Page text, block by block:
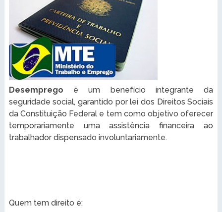
Desemprego é um benefício integrante da
seguridade social, garantido por lei dos Direitos Sociais
da Constituição Federal e tem como objetivo oferecer
temporariamente uma assistência financeira ao
trabalhador dispensado involuntariamente.
Quem tem direito é: